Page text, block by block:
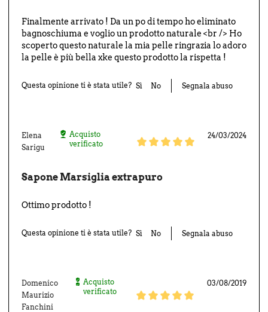
Finalmente arrivato ! Da un po di tempo ho eliminato
bagnoschiuma e voglio un prodotto naturale <br /> Ho
scoperto questo naturale la mia pelle ringrazia lo adoro
la pelle è più bella xke questo prodotto la rispetta !
Questa opinione ti è stata utile? Sì No Segnala abuso
Elena
Sarigu
Acquisto
verificato
24/03/2024
Sapone Marsiglia extrapuro
Ottimo prodotto !
Questa opinione ti è stata utile? Sì No Segnala abuso
Domenico
Maurizio
Fanchini
Acquisto
verificato
03/08/2019